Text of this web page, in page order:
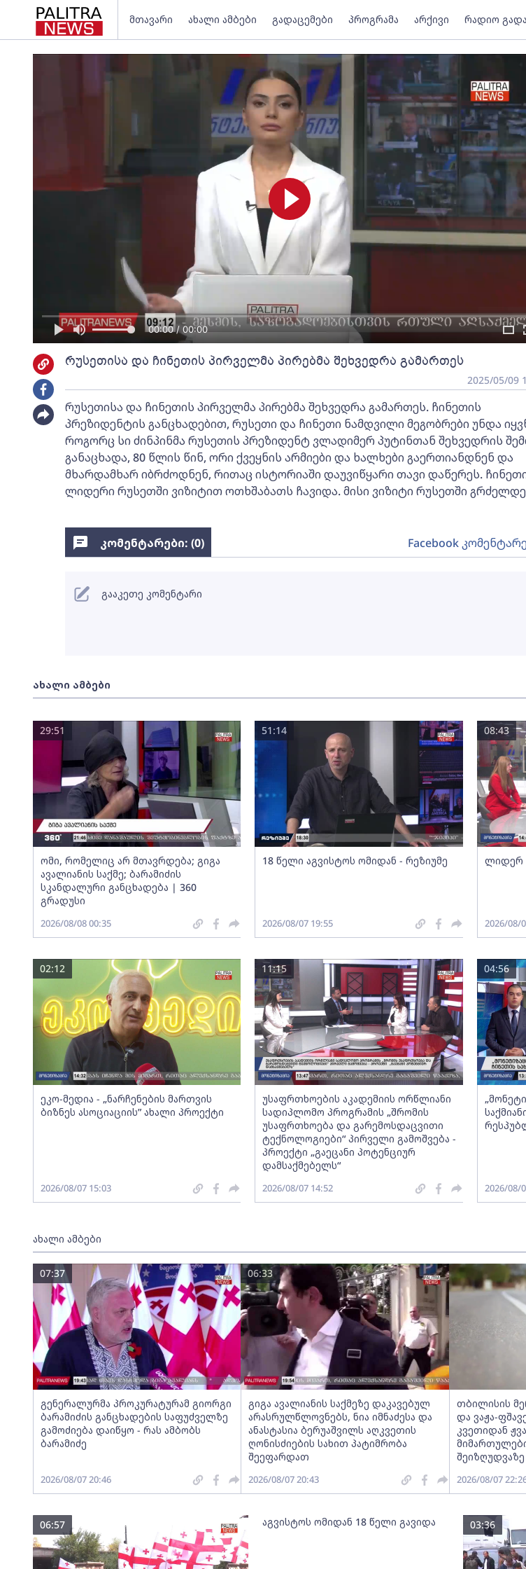
მთავარი ახალი ამბები გადაცემები პროგრამა არქივი რადიო
00:00 / 00:00
რუსეთისა და ჩინეთის პირველმა პირებმა შეხვედრა გამართეს
2025/05/09
რუსეთისა და ჩინეთის პირველმა პირებმა შეხვედრა გამართეს. ჩინეთის
პრეზიდენტის განცხადებით, რუსეთი და ჩინეთი ნამდვილი მეგობრები უნდა
როგორც სი ძინპინმა რუსეთის პრეზიდენტ ვლადიმერ პუტინთან შეხვედრის
განაცხადა, 80 წლის წინ, ორი ქვეყნის არმიები და ხალხები გაერთიანდნენ და
მხარდამხარ იბრძოდნენ, რითაც ისტორიაში დაუვიწყარი თავი დაწერეს.
ლიდერი რუსეთში ვიზიტით ოთხშაბათს ჩავიდა. მისი ვიზიტი რუსეთში
ახალი ამბები
ომი, რომელიც არ მთავრდება; გიგა
ავალიანის საქმე; ბარამიძის
სკანდალური განცხადება | 360
გრადუსი
29:51
2026/08/08 00:35
18 წელი აგვისტოს ომიდან - რეზიუმე
51:14
2026/08/07 19:55
ლიდერ
08:43
2026/08/
ეკო-მედია - „ნარჩენების მართვის
ბიზნეს ასოციაციის” ახალი პროექტი
02:12
2026/08/07 15:03
უსაფრთხოების აკადემიის ორწლიანი
სადიპლომო პროგრამის „შრომის
უსაფრთხოება და გარემოსდაცვითი
ტექნოლოგიები“ პირველი გამოშვება -
პროექტი „გაეცანი პოტენციურ
დამსაქმებელს“
11:15
2026/08/07 14:52
04:56
2026/08/
ახალი ამბები
გენერალურმა პროკურატურამ გიორგი
ბარამიძის განცხადების საფუძველზე
გამოძიება დაიწყო - რას ამბობს
ბარამიძე
07:37
2026/08/07 20:46
გიგა ავალიანის საქმეზე დაკავებულ
არასრულწლოვნებს, ნია იმნაძესა და
ანასტასია ბერუაშვილს აღკვეთის
ღონისძიების სახით პატიმრობა
შეეფარდათ
06:33
2026/08/07 20:43
თბილისის
და ვაჟა-
კვეთიდან
2026/08/07
აგვისტოს ომიდან 18 წელი გავიდა
06:57 03:36
კომენტარები: (0) Facebook
გააკეთე კომენტარი